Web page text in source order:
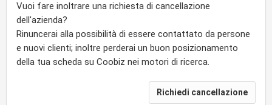
Vuoi fare inoltrare una richiesta di cancellazione
dell'azienda?
Rinuncerai alla possibilità di essere contattato da persone
e nuovi clienti; inoltre perderai un buon posizionamento
della tua scheda su Coobiz nei motori di ricerca.